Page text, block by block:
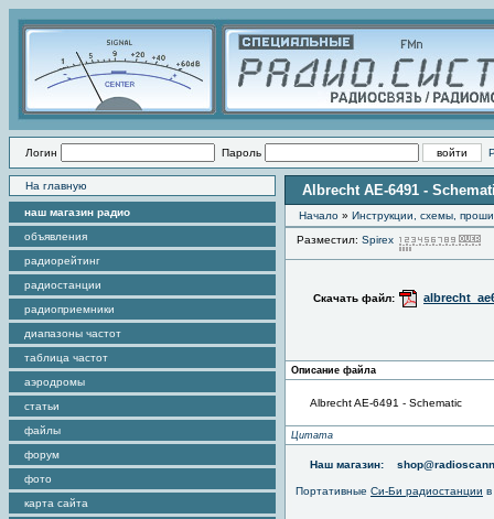
Логин Пароль
На главную
наш магазин радио
объявления
радиорейтинг
радиостанции
радиоприемники
диапазоны частот
таблица частот
аэродромы
статьи
файлы
форум
фото
карта сайта
Albrecht AE-6491 -
Начало » Инструкции, схемы,
Разместил: Spirex
Скачать файл:
Описание файла
Albrecht AE-6491 - Schematic
Цитата
Наш магазин:
Портативные Си-Би радиостанции